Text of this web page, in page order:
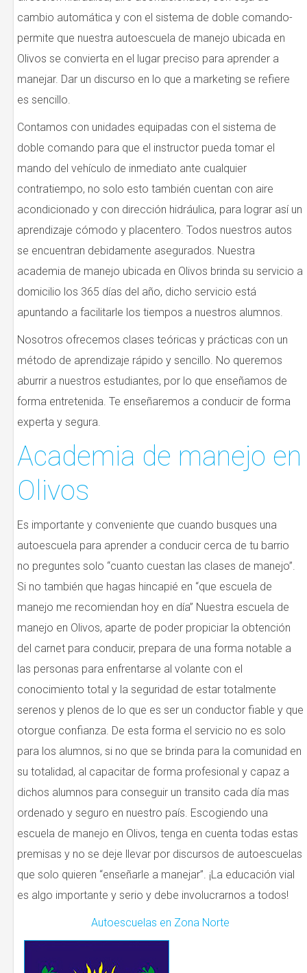
cambio automática y con el sistema de doble comando-
permite que nuestra autoescuela de manejo ubicada en
Olivos se convierta en el lugar preciso para aprender a
manejar. Dar un discurso en lo que a marketing se refiere
es sencillo.
Contamos con unidades equipadas con el sistema de
doble comando para que el instructor pueda tomar el
mando del vehículo de inmediato ante cualquier
contratiempo, no solo esto también cuentan con aire
acondicionado y con dirección hidráulica, para lograr así un
aprendizaje cómodo y placentero. Todos nuestros autos
se encuentran debidamente asegurados. Nuestra
academia de manejo ubicada en Olivos brinda su servicio a
domicilio los 365 días del año, dicho servicio está
apuntando a facilitarle los tiempos a nuestros alumnos.
Nosotros ofrecemos clases teóricas y prácticas con un
método de aprendizaje rápido y sencillo. No queremos
aburrir a nuestros estudiantes, por lo que enseñamos de
forma entretenida. Te enseñaremos a conducir de forma
experta y segura.
Academia de manejo en
Olivos
Es importante y conveniente que cuando busques una
autoescuela para aprender a conducir cerca de tu barrio
no preguntes solo “cuanto cuestan las clases de manejo”.
Si no también que hagas hincapié en “que escuela de
manejo me recomiendan hoy en día” Nuestra escuela de
manejo en Olivos, aparte de poder propiciar la obtención
del carnet para conducir, prepara de una forma notable a
las personas para enfrentarse al volante con el
conocimiento total y la seguridad de estar totalmente
serenos y plenos de lo que es ser un conductor fiable y que
otorgue confianza. De esta forma el servicio no es solo
para los alumnos, si no que se brinda para la comunidad en
su totalidad, al capacitar de forma profesional y capaz a
dichos alumnos para conseguir un transito cada día mas
ordenado y seguro en nuestro país. Escogiendo una
escuela de manejo en Olivos, tenga en cuenta todas estas
premisas y no se deje llevar por discursos de autoescuelas
que solo quieren “enseñarle a manejar”. ¡La educación vial
es algo importante y serio y debe involucrarnos a todos!
Autoescuelas en Zona Norte